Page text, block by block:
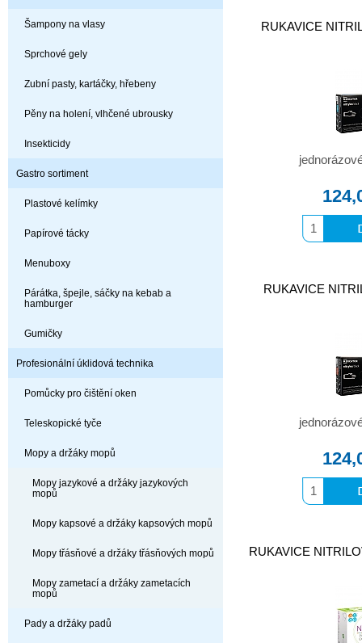
Šampony na vlasy
Sprchové gely
Zubní pasty, kartáčky, hřebeny
Pěny na holení, vlhčené ubrousky
Insekticidy
Gastro sortiment
Plastové kelímky
Papírové tácky
Menuboxy
Párátka, špejle, sáčky na kebab a
hamburger
Gumičky
Profesionální úklidová technika
Pomůcky pro čištění oken
Teleskopické tyče
Mopy a držáky mopů
Mopy jazykové a držáky jazykových
mopů
Mopy kapsové a držáky kapsových mopů
Mopy třásňové a držáky třásňových mopů
Mopy zametací a držáky zametacích
mopů
Pady a držáky padů
RUKAVICE
RUKAVICE
RUKAVICE